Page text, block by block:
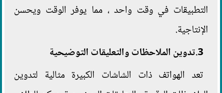
التطبيقات في وقت واحد ، مما يوفر الوقت ويحسن
الإنتاجية.
3.تدوين الملاحظات والتعليقات التوضيحية
تعد الهواتف ذات الشاشات الكبيرة مثالية لتدوين